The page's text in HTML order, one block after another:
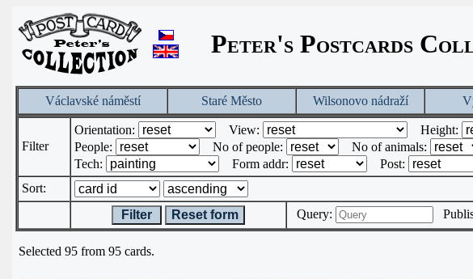
Peter's Postcards
Václavské náměstí Staré Město Wilsonovo nádraží
Filter
Orientation: View: Height:
People:
No of people: No of animals:
Tech:
Form addr: Post:
Sort:
Filter
Reset form Query:
Selected 95 from 95 cards.